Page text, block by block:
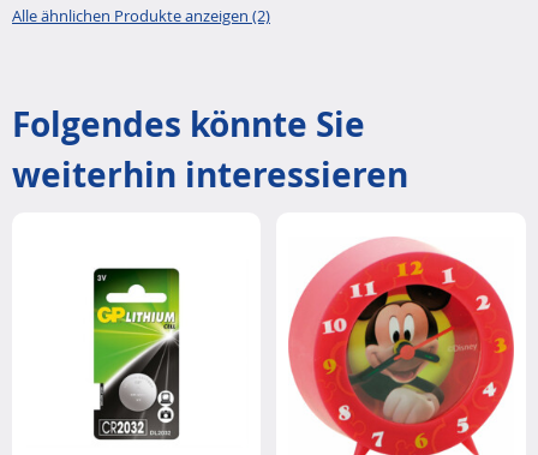
Alle ähnlichen Produkte anzeigen (2)
Folgendes könnte Sie
weiterhin interessieren